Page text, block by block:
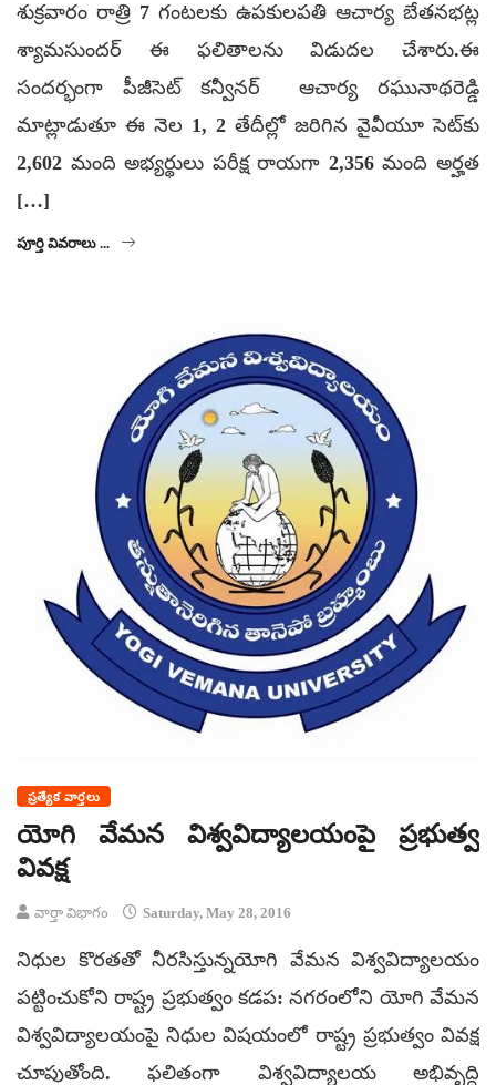
శుక్రవారం రాత్రి 7 గంటలకు ఉపకులపతి ఆచార్య బేతనభట్ల
శ్యామసుందర్‌ ఈ ఫలితాలను విడుదల చేశారు.ఈ
సందర్భంగా పీజీసెట్ కన్వీనర్ ఆచార్య రఘునాథరెడ్డి
మాట్లాడుతూ ఈ నెల 1, 2 తేదీల్లో జరిగిన వైవీయూ సెట్‌కు
2,602 మంది అభ్యర్థులు పరీక్ష రాయగా 2,356 మంది అర్హత
[…]
పూర్తి వివరాలు ...
ప్రత్యేక వార్తలు
యోగి వేమన విశ్వవిద్యాలయంపై ప్రభుత్వ
వివక్ష
వార్తా విభాగం Saturday, May 28, 2016
నిధుల కొరతతో నీరసిస్తున్నయోగి వేమన విశ్వవిద్యాలయం
పట్టించుకోని రాష్ట్ర ప్రభుత్వం కడప: నగరంలోని యోగి వేమన
విశ్వవిద్యాలయంపై నిధుల విషయంలో రాష్ట్ర ప్రభుత్వం వివక్ష
చూపుతోంది. ఫలితంగా విశ్వవిద్యాలయ అభివృద్ది